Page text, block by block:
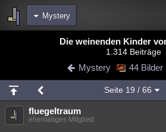
Mystery
Blogs
Chat Wiki Neuigkeiten
meine Rubriken
Menschen Wissenschaft
Die weinenden Kinder
1.314 Beiträge
Mystery 44 Bilder
Seite 19 / 66
fluegeltraum
ehemaliges Mitglied